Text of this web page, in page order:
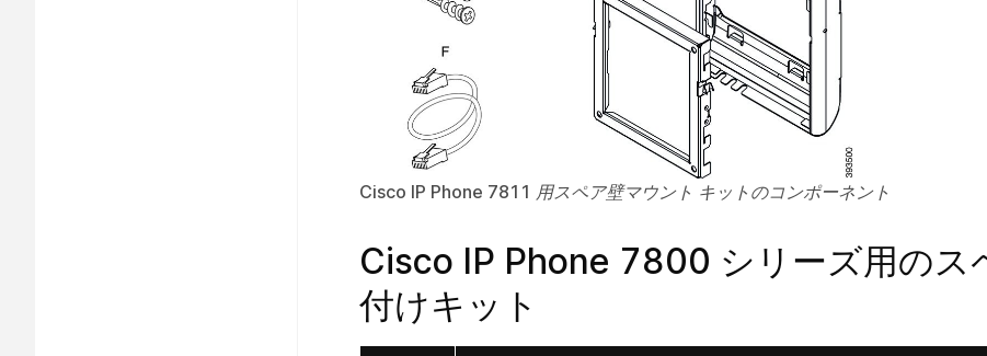
Cisco IP Phone 7811 用スペア壁マウント キットのコンポーネント
Cisco IP Phone 7800 シリーズ用のス
付けキット